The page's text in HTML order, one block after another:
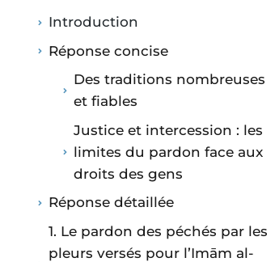
Introduction
Réponse concise
Des traditions nombreuses
et fiables
Justice et intercession : les
limites du pardon face aux
droits des gens
Réponse détaillée
1. Le pardon des péchés par les
pleurs versés pour l’Imām al-